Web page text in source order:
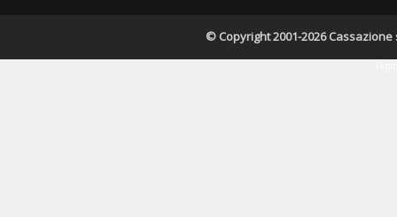
© Copyright 2001-2026 Cassazione